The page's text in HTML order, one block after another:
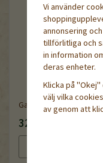
Garden Marker Artline
32 kr
Vi använder
annonsering
tillförlitliga och
in information
deras enheter.
Klicka på
välj vilka
av genom att